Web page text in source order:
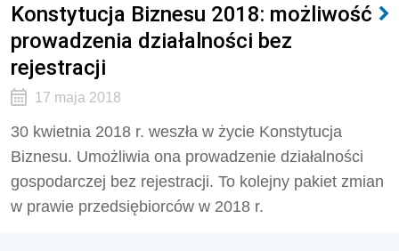
Konstytucja Biznesu 2018: możliwość
prowadzenia działalności bez
rejestracji
17 maja 2018
30 kwietnia 2018 r. weszła w życie Konstytucja
Biznesu. Umożliwia ona prowadzenie działalności
gospodarczej bez rejestracji. To kolejny pakiet zmian
w prawie przedsiębiorców w 2018 r.